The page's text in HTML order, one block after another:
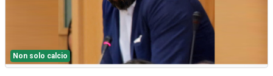
Non solo calcio